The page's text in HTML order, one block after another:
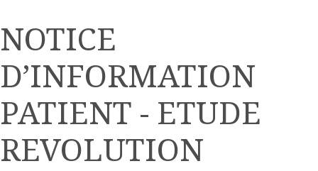
NOTICE
D’INFORMATION
PATIENT - ETUDE
REVOLUTION